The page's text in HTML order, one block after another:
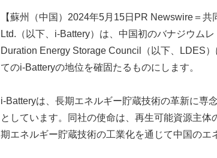
【蘇州（中国）2024年5月15日PR Newswire＝
Ltd.（以下、i-Battery）は、中国初のバナジウム
Duration Energy Storage Council（以下、LDES
てのi-Batteryの地位を確固たるものにします。
i-Batteryは、長期エネルギー貯蔵技術の革新に専
としています。同社の使命は、再生可能資源主
期エネルギー貯蔵技術の工業化を通じて中国のエ